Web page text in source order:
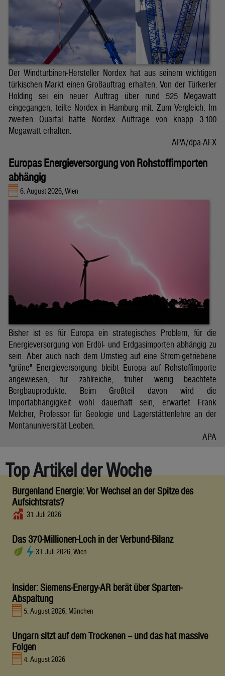
Der Windturbinen-Hersteller Nordex hat aus seinem wichtigen
türkischen Markt einen Großauftrag erhalten. Von der Türkerler
Holding sei ein neuer Auftrag über rund 525 Megawatt
eingegangen, teilte Nordex in Hamburg mit. Zum Vergleich: Im
zweiten Quartal hatte Nordex Aufträge von knapp 3.100
Megawatt erhalten.
APA/dpa-AFX
Europas Energieversorgung von Rohstoffimporten
abhängig
6. August 2026, Wien
Bisher ist es für Europa ein strategisches Problem, für die
Energieversorgung von Erdöl- und Erdgasimporten abhängig zu
sein. Aber auch nach dem Umstieg auf eine Strom-getriebene
"grüne" Energieversorgung bleibt Europa auf Rohstoffimporte
angewiesen, für zahlreiche, früher wenig beachtete
Bergbauprodukte. Beim Großteil davon wird die
Importabhängigkeit wohl dauerhaft sein, erwartet Frank
Melcher, Professor für Geologie und Lagerstättenlehre an der
Montanuniversität Leoben.
APA
Top Artikel der Woche
Burgenland Energie: Vor Wechsel an der Spitze des
Aufsichtsrats?
31. Juli 2026
Das 370-Millionen-Loch in der Verbund-Bilanz
31. Juli 2026, Wien
Insider: Siemens-Energy-AR berät über Sparten-
Abspaltung
5. August 2026, München
Ungarn sitzt auf dem Trockenen – und das hat massive
Folgen
4. August 2026